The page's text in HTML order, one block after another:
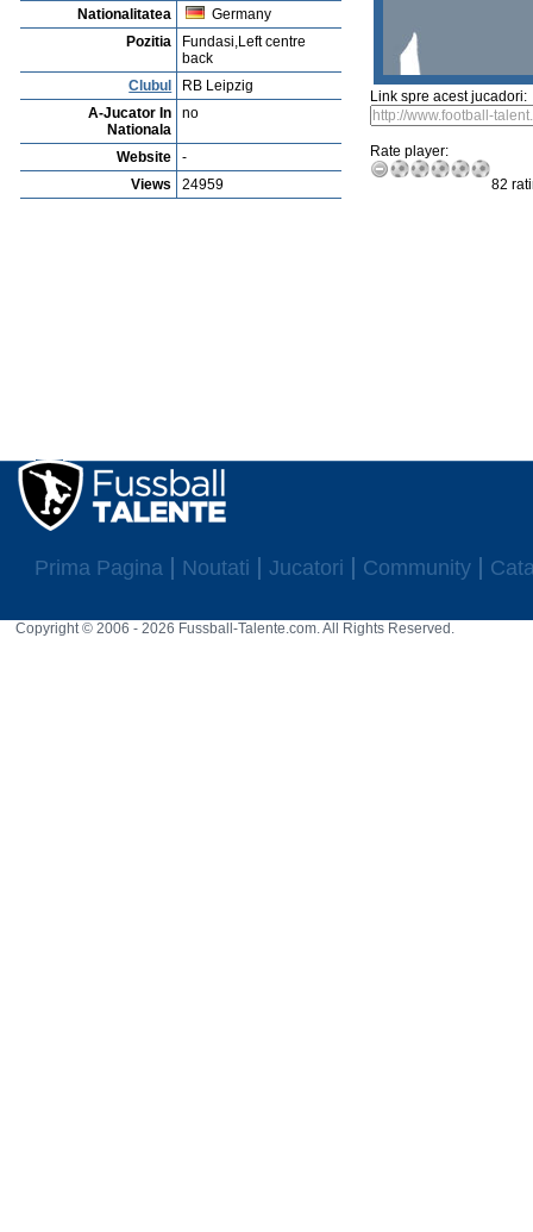
Nationalitatea
Germany
Pozitia
Fundasi,Left centre
back
Clubul
RB Leipzig
A-Jucator In
Nationala
no
Website
-
Views
24959
Link spre acest jucadori:
Rate player:
82
Prima Pagina Noutati Jucatori Community
Copyright © 2006 - 2026 Fussball-Talente.com. All Rights Reserved.